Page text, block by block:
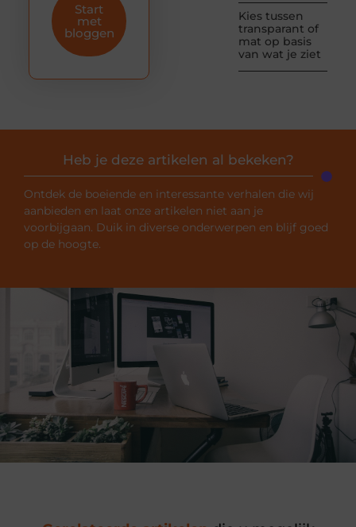
Kies tussen
transparant of
mat op basis
van wat je ziet
Start
met
bloggen
Heb je deze artikelen al bekeken?
Ontdek de boeiende en interessante verhalen die wij
aanbieden en laat onze artikelen niet aan je
voorbijgaan. Duik in diverse onderwerpen en blijf goed
op de hoogte.